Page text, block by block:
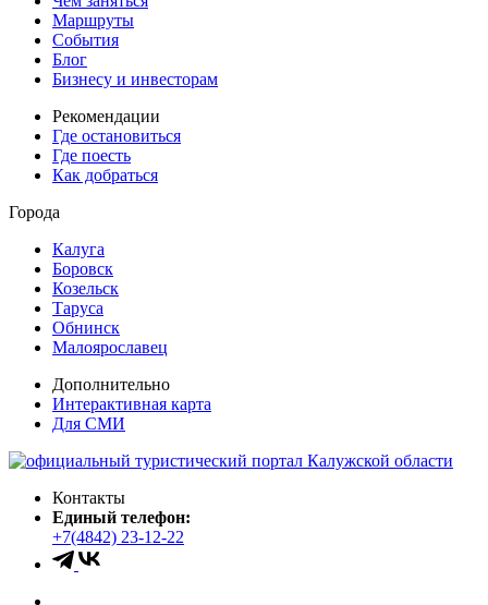
Маршруты
События
Блог
Бизнесу и инвесторам
Рекомендации
Где остановиться
Где поесть
Как добраться
Города
Калуга
Боровск
Козельск
Таруса
Обнинск
Малоярославец
Дополнительно
Интерактивная карта
Для СМИ
Контакты
Единый телефон:
+7(4842) 23-12-22